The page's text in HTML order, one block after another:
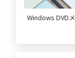
Windows DVD